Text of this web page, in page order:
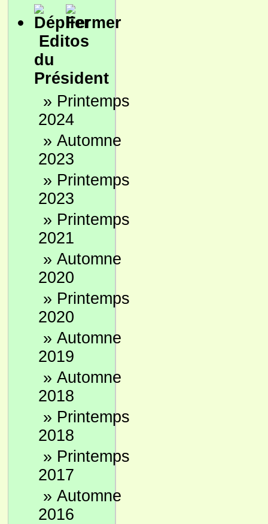
Editos
du
Président
» Printemps
2024
» Automne
2023
» Printemps
2023
» Printemps
2021
» Automne
2020
» Printemps
2020
» Automne
2019
» Automne
2018
» Printemps
2018
» Printemps
2017
» Automne
2016